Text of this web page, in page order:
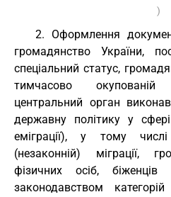
)
2. Оформлення
громадянство України,
спеціальний статус,
тимчасово окупованій
центральний орган
державну політику у сфері
еміграції), у тому числі
(незаконній) міграції,
фізичних осіб,
законодавством